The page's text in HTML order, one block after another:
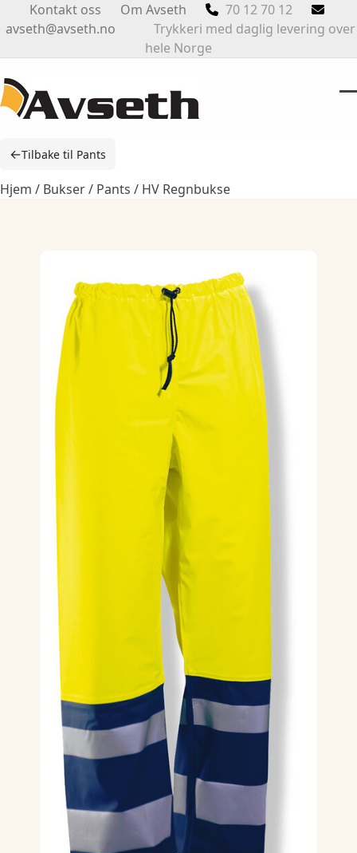
to
Kontakt oss Om Avseth
70 12 70 12
avseth@avseth.no Trykkeri med daglig levering over
hele Norge
←Tilbake til Pants
Hjem / Bukser/ Pants / HV Regnbukse